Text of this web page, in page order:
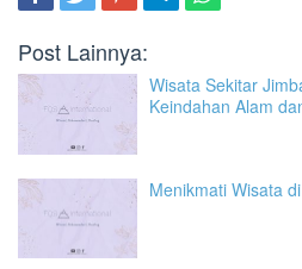
Post Lainnya:
Wisata Sekitar
Keindahan Alam
Menikmati Wisata